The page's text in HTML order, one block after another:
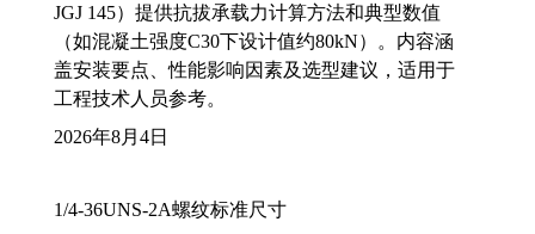
JGJ 145）提供抗拔承载力计算方法和典型数值
（如混凝土强度C30下设计值约80kN）。内容涵
盖安装要点、性能影响因素及选型建议，适用于
工程技术人员参考。
2026年8月4日
1/4-36UNS-2A螺纹标准尺寸